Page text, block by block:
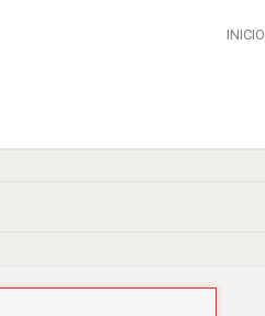
INICIO